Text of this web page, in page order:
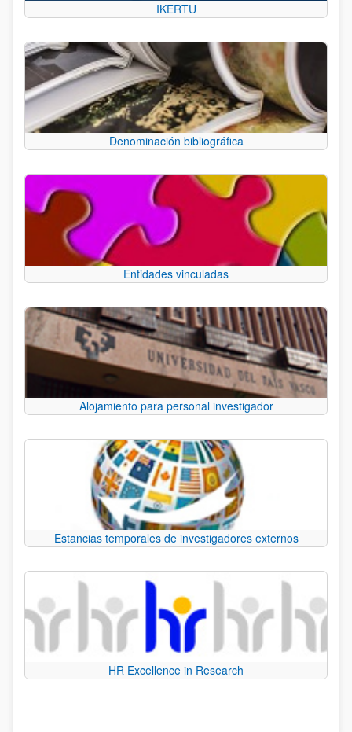
IKERTU
Denominación bibliográfica
Entidades vinculadas
Alojamiento para personal investigador
Estancias temporales de investigadores externos
HR Excellence in Research